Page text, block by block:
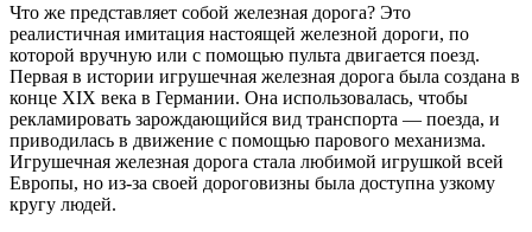
Что же представляет собой железная дорога? Это
реалистичная имитация настоящей железной дороги, по
которой вручную или с помощью пульта двигается поезд.
Первая в истории игрушечная железная дорога была создана в
конце XIX века в Германии. Она использовалась, чтобы
рекламировать зарождающийся вид транспорта — поезда, и
приводилась в движение с помощью парового механизма.
Игрушечная железная дорога стала любимой игрушкой всей
Европы, но из-за своей дороговизны была доступна узкому
кругу людей.